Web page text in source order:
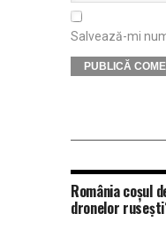
Salvează-mi
România coșul
dronelor